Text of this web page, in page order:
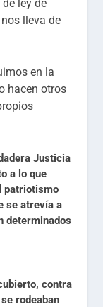
ley de
lleva de
en la
hacen otros
Justicia
a lo que
patriotismo
se atrevía a
determinados
contra
rodeaban